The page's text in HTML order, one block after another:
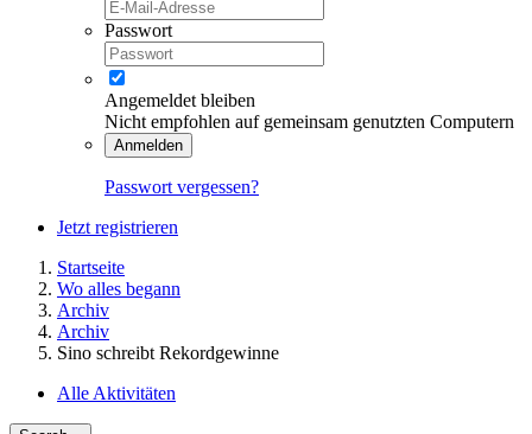
Passwort
Angemeldet bleiben
Nicht empfohlen auf gemeinsam genutzten Computern
Anmelden
Passwort vergessen?
Jetzt registrieren
Startseite
Wo alles begann
Archiv
Archiv
Sino schreibt Rekordgewinne
Alle Aktivitäten